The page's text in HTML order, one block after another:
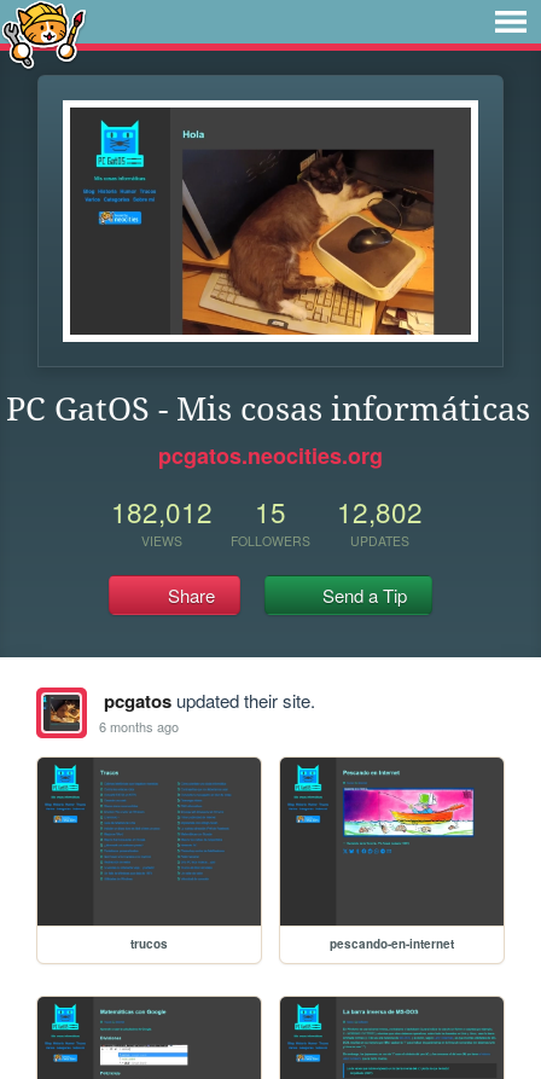
PC GatOS - Mis cosas informáticas
pcgatos.neocities.org
182,012
VIEWS
15
FOLLOWERS
12,802
UPDATES
Share Send a Tip
pcgatosupdated their site.
6 months ago
trucos pescando-en-internet